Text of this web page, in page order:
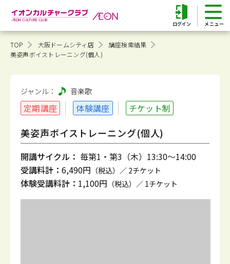
ログイン
TOP 大阪ドームシティ店
講座検索結果
美姿声ボイストレーニング(個人)
ジャンル： 音楽歌
定期講座 体験講座 チケット制
美姿声ボイストレーニング(個人)
開講サイクル： 毎第1・第3（木）13:30～14:00
受講料計： 6,490円 （税込）／ 2チケット
体験受講料計： 1,100円 （税込）／ 1チケット